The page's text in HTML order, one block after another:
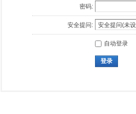
密码:
安全提问:
自动登录
登录